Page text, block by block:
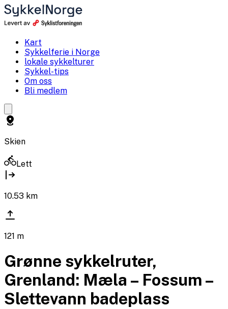
Kart
Sykkelferie i Norge
lokale sykkelturer
Sykkel-tips
Om oss
Bli medlem
Skien
Lett
10.53 km
121 m
Grønne sykkelruter,
Grenland: Mæla – Fossum –
Slettevann badeplass